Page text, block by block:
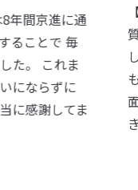
【生徒からの
質問したら先
しかもとても
もとてもいい
面だけでなく